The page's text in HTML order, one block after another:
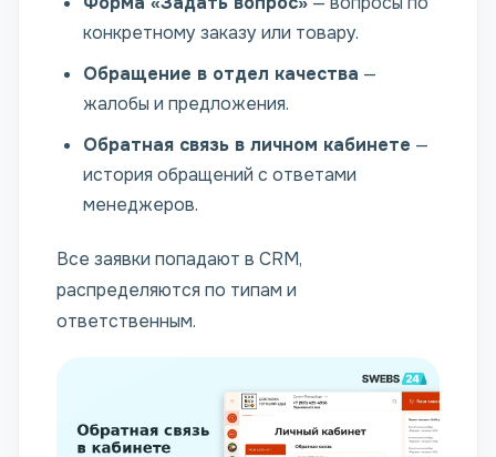
конкретному заказу или товару.
Обращение в отдел качества —
жалобы и предложения.
Обратная связь в личном кабинете —
история обращений с ответами
менеджеров.
Все заявки попадают в CRM,
распределяются по типам и
ответственным.